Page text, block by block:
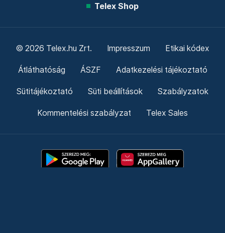
Telex Shop
© 2026 Telex.hu Zrt. Impresszum Etikai kódex
Átláthatóság ÁSZF Adatkezelési tájékoztató
Sütitájékoztató Süti beállítások Szabályzatok
Kommentelési szabályzat Telex Sales